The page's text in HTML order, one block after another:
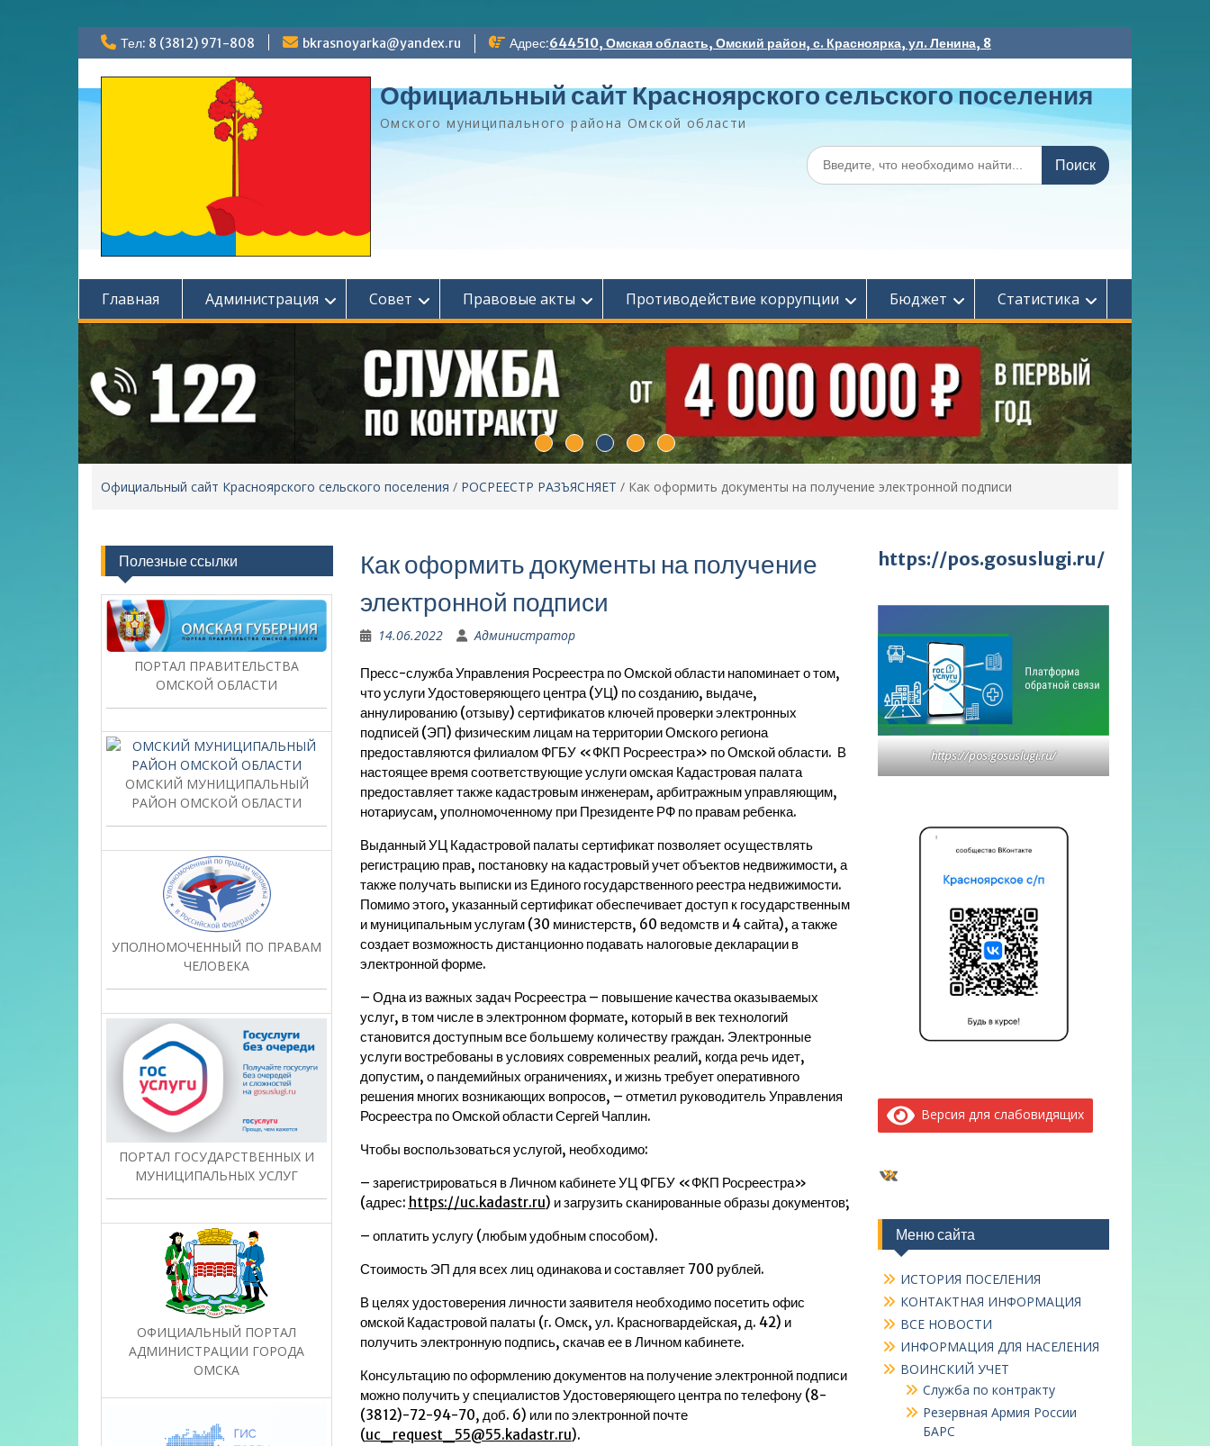
Перейти
к
содержимому
Тел: 8 (3812) 971-808 bkrasnoyarka@yandex.ru Адрес:644510, Омская область, Омский район, с. Красноярка, ул. Ленина, 8
Официальный сайт Красноярского сельского поселения
Омского муниципального района Омской области
Поиск
по:
Главная Администрация Совет Правовые акты Противодействие коррупции Бюджет Статистика
Официальный сайт Красноярского сельского поселения / РОСРЕЕСТР РАЗЪЯСНЯЕТ / Как оформить документы на получение электронной подписи
Как оформить документы на получение
электронной подписи
14.06.2022 Администратор
Пресс-служба Управления Росреестра по Омской области напоминает о том,
что услуги Удостоверяющего центра (УЦ) по созданию, выдаче,
аннулированию (отзыву) сертификатов ключей проверки электронных
подписей (ЭП) физическим лицам на территории Омского региона
предоставляются филиалом ФГБУ «ФКП Росреестра» по Омской области. В
настоящее время соответствующие услуги омская Кадастровая палата
предоставляет также кадастровым инженерам, арбитражным управляющим,
нотариусам, уполномоченному при Президенте РФ по правам ребенка.
Выданный УЦ Кадастровой палаты сертификат позволяет осуществлять
регистрацию прав, постановку на кадастровый учет объектов недвижимости, а
также получать выписки из Единого государственного реестра недвижимости.
Помимо этого, указанный сертификат обеспечивает доступ к государственным
и муниципальным услугам (30 министерств, 60 ведомств и 4 сайта), а также
создает возможность дистанционно подавать налоговые декларации в
электронной форме.
– Одна из важных задач Росреестра – повышение качества оказываемых
услуг, в том числе в электронном формате, который в век технологий
становится доступным все большему количеству граждан. Электронные
услуги востребованы в условиях современных реалий, когда речь идет,
допустим, о пандемийных ограничениях, и жизнь требует оперативного
решения многих возникающих вопросов, – отметил руководитель Управления
Росреестра по Омской области Сергей Чаплин.
Чтобы воспользоваться услугой, необходимо:
– зарегистрироваться в Личном кабинете УЦ ФГБУ «ФКП Росреестра»
(адрес: https://uc.kadastr.ru) и загрузить сканированные образы документов;
– оплатить услугу (любым удобным способом).
Стоимость ЭП для всех лиц одинакова и составляет 700 рублей.
В целях удостоверения личности заявителя необходимо посетить офис
омской Кадастровой палаты (г. Омск, ул. Красногвардейская, д. 42) и
получить электронную подпись, скачав ее в Личном кабинете.
Консультацию по оформлению документов на получение электронной подписи
можно получить у специалистов Удостоверяющего центра по телефону (8-
(3812)-72-94-70, доб. 6) или по электронной почте
(uc_request_55@55.kadastr.ru).
https://pos.gosuslugi.ru/
https://pos.gosuslugi.ru/
Версия для слабовидящих
ВКонтакте
Меню сайта
ИСТОРИЯ ПОСЕЛЕНИЯ
КОНТАКТНАЯ ИНФОРМАЦИЯ
ВСЕ НОВОСТИ
ИНФОРМАЦИЯ ДЛЯ НАСЕЛЕНИЯ
ВОИНСКИЙ УЧЕТ
Служба по контракту
Резервная Армия России
БАРС
Полезные ссылки
ПОРТАЛ ПРАВИТЕЛЬСТВА
ОМСКОЙ ОБЛАСТИ
ОМСКИЙ МУНИЦИПАЛЬНЫЙ
РАЙОН ОМСКОЙ ОБЛАСТИ
УПОЛНОМОЧЕННЫЙ ПО ПРАВАМ
ЧЕЛОВЕКА
ПОРТАЛ ГОСУДАРСТВЕННЫХ И
МУНИЦИПАЛЬНЫХ УСЛУГ
ОФИЦИАЛЬНЫЙ ПОРТАЛ
АДМИНИСТРАЦИИ ГОРОДА
ОМСКА